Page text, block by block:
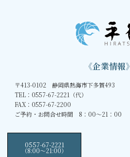
《企業情報》
〒413-0102 静岡県熱海市下多賀493
TEL：0557-67-2221（代）
FAX：0557-67-2200
ご予約・お問合せ時間 8：00～21：00
0557-67-2221
（8:00〜21:00）